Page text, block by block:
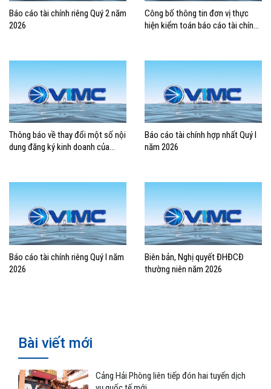
Báo cáo tài chính riêng Quý 2 năm
2026
Công bố thông tin đơn vị thực
hiện kiểm toán báo cáo tài chính
Thông báo về thay đổi một số nội
dung đăng ký kinh doanh của
Báo cáo tài chính hợp nhất Quý I
năm 2026
Báo cáo tài chính riêng Quý I năm
2026
Biên bản, Nghị quyết ĐHĐCĐ
thường niên năm 2026
Bài viết mới
Cảng Hải Phòng liên tiếp đón hai tuyến dịch